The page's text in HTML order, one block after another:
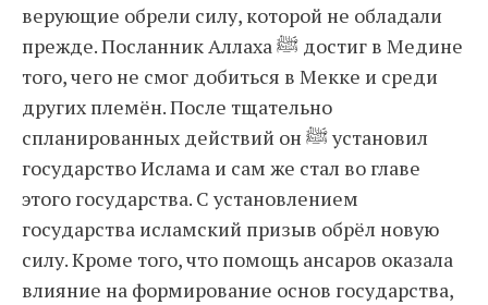
верующие обрели силу, которой не обладали
прежде. Посланник Аллаха ﷺ достиг в Медине
того, чего не смог добиться в Мекке и среди
других племён. После тщательно
спланированных действий он ﷺ установил
государство Ислама и сам же стал во главе
этого государства. С установлением
государства исламский призыв обрёл новую
силу. Кроме того, что помощь ансаров оказала
влияние на формирование основ государства,